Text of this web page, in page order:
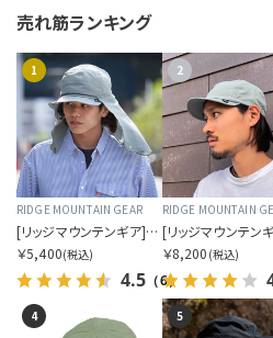
売れ筋ランキング
1
RIDGE MOUNTAIN GEAR
[リッジマウンテンギア]サンシェード 2026
￥5,400(税込)
4.5 （6）
2
RIDGE MOUNTAIN
￥8,200 (税込)
4 5